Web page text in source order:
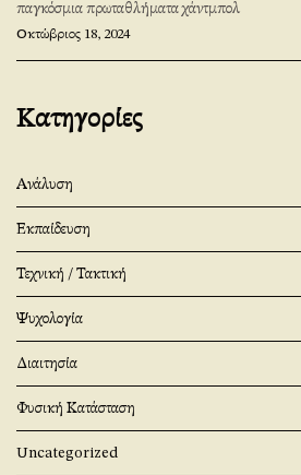
παγκόσμια πρωταθλήματα χάντμπολ
Οκτώβριος 18, 2024
Κατηγορίες
Ανάλυση
Εκπαίδευση
Τεχνική / Τακτική
Ψυχολογία
Διαιτησία
Φυσική Κατάσταση
Uncategorized